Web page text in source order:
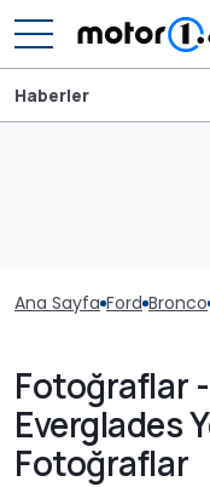
Haberler
Ana Sayfa Ford Bronco
Fotoğraflar
Everglades
Fotoğraflar